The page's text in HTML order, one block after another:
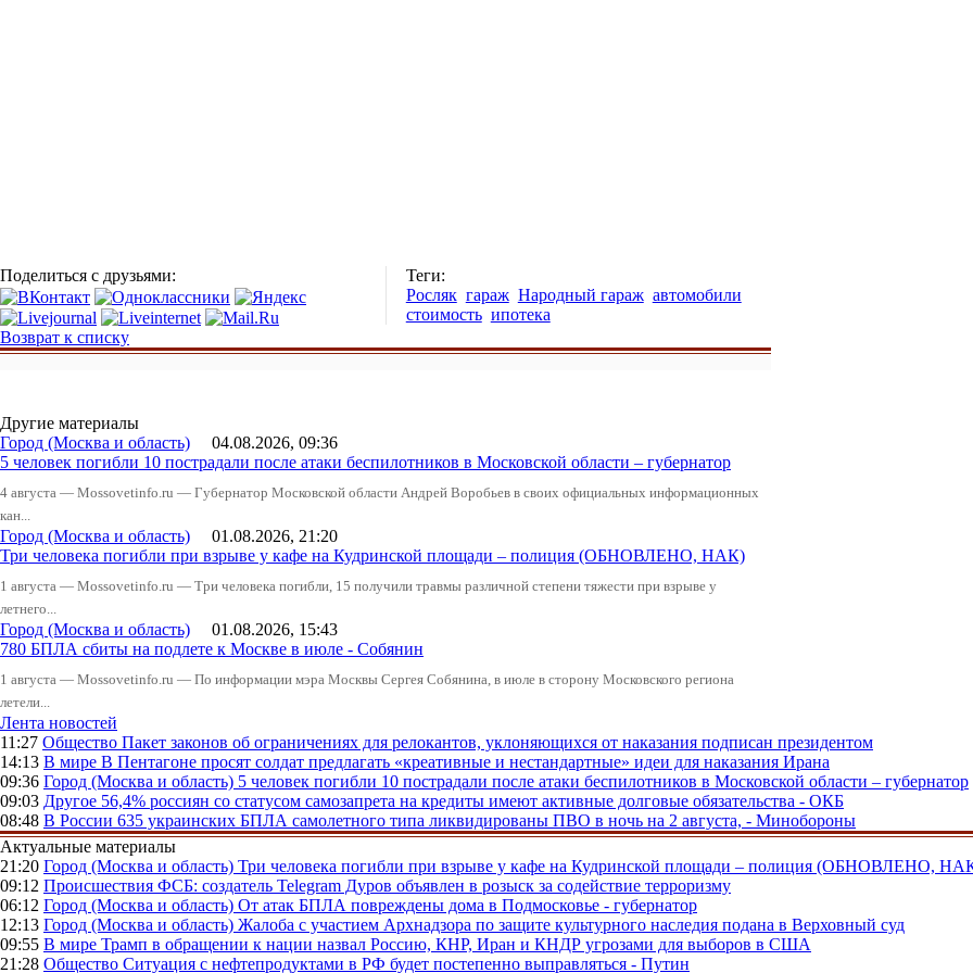
Поделиться с друзьями:
Теги:
Росляк гараж Народный гараж автомобили
стоимость ипотека
Возврат к списку
Другие материалы
Город (Москва и область) 04.08.2026, 09:36
5 человек погибли 10 пострадали после атаки беспилотников в Московской области – губернатор
4 августа — Mossovetinfo.ru — Губернатор Московской области Андрей Воробьев в своих официальных информационных
кан...
Город (Москва и область) 01.08.2026, 21:20
Три человека погибли при взрыве у кафе на Кудринской площади – полиция (ОБНОВЛЕНО, НАК)
1 августа — Mossovetinfo.ru — Три человека погибли, 15 получили травмы различной степени тяжести при взрыве у
летнего...
Город (Москва и область) 01.08.2026, 15:43
780 БПЛА сбиты на подлете к Москве в июле - Собянин
1 августа — Mossovetinfo.ru — По информации мэра Москвы Сергея Собянина, в июле в сторону Московского региона
летели...
Лента новостей
11:27 Общество Пакет законов об ограничениях для релокантов, уклоняющихся от наказания подписан президентом
14:13 В мире В Пентагоне просят солдат предлагать «креативные и нестандартные» идеи для наказания Ирана
09:36 Город (Москва и область) 5 человек погибли 10 пострадали после атаки беспилотников в Московской области – губернатор
09:03 Другое 56,4% россиян со статусом самозапрета на кредиты имеют активные долговые обязательства - ОКБ
08:48 В России 635 украинских БПЛА самолетного типа ликвидированы ПВО в ночь на 2 августа, - Минобороны
Актуальные материалы
21:20 Город (Москва и область) Три человека погибли при взрыве у кафе на Кудринской площади – полиция (ОБНОВЛЕНО,
09:12 Происшествия ФСБ: создатель Telegram Дуров объявлен в розыск за содействие терроризму
06:12 Город (Москва и область) От атак БПЛА повреждены дома в Подмосковье - губернатор
12:13 Город (Москва и область) Жалоба с участием Архнадзора по защите культурного наследия подана в Верховный суд
09:55 В мире Трамп в обращении к нации назвал Россию, КНР, Иран и КНДР угрозами для выборов в США
21:28 Общество Ситуация с нефтепродуктами в РФ будет постепенно выправляться - Путин